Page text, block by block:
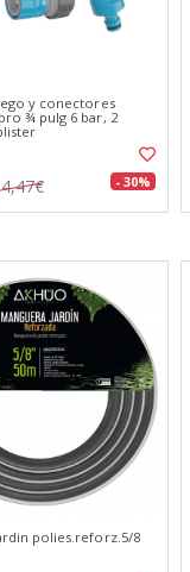
y conectores
¾ pulg 6 bar, 2
- 30%
polies.reforz.5/8